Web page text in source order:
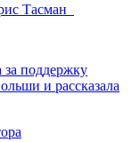
Тасман
за поддержку
и рассказала